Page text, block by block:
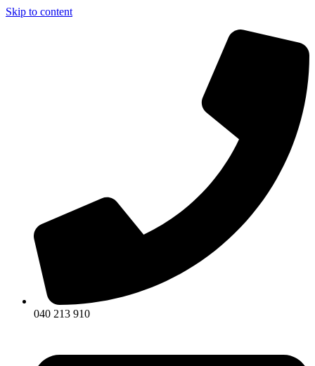
Skip to content
040 213 910